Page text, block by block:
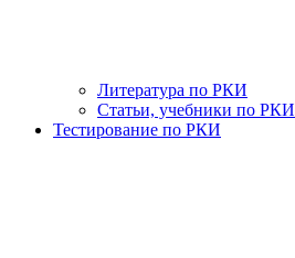
Литература по РКИ
Статьи, учебники по РКИ
Тестирование по РКИ